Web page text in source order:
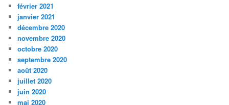
février 2021
janvier 2021
décembre 2020
novembre 2020
octobre 2020
septembre 2020
août 2020
juillet 2020
juin 2020
mai 2020